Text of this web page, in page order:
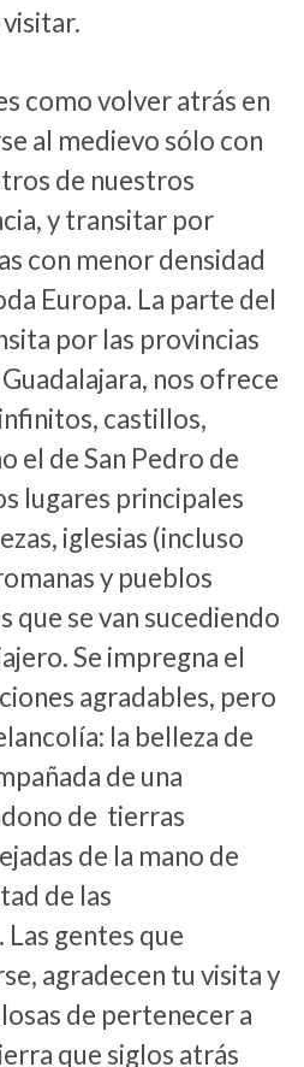
como volver atrás en
al medievo sólo con
de nuestros
y transitar por
con menor densidad
Europa. La parte del
por las provincias
nos ofrece
castillos,
el de San Pedro de
lugares principales
iglesias (incluso
y pueblos
que se van sucediendo
Se impregna el
agradables, pero
la belleza de
de una
de tierras
de la mano de
de las
gentes que
agradecen tu visita y
de pertenecer a
que siglos atrás